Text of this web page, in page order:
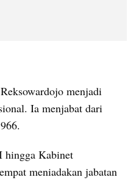
menjadi
Ia menjabat dari
hingga Kabinet
meniadakan jabatan